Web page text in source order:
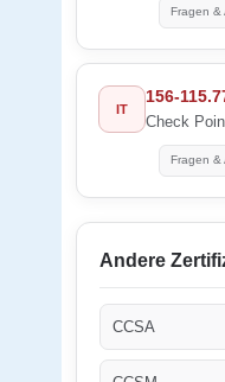
Fragen &
IT
156-
Check
Fragen &
Andere
CCSA